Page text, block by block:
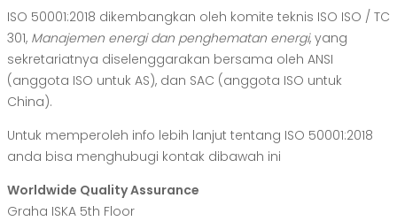
ISO 50001:2018 dikembangkan oleh komite teknis ISO ISO / TC
301, Manajemen energi dan penghematan energi, yang
sekretariatnya diselenggarakan bersama oleh ANSI
(anggota ISO untuk AS), dan SAC (anggota ISO untuk
China).
Untuk memperoleh info lebih lanjut tentang ISO 50001:2018
anda bisa menghubugi kontak dibawah ini
Worldwide Quality Assurance
Graha ISKA 5th Floor